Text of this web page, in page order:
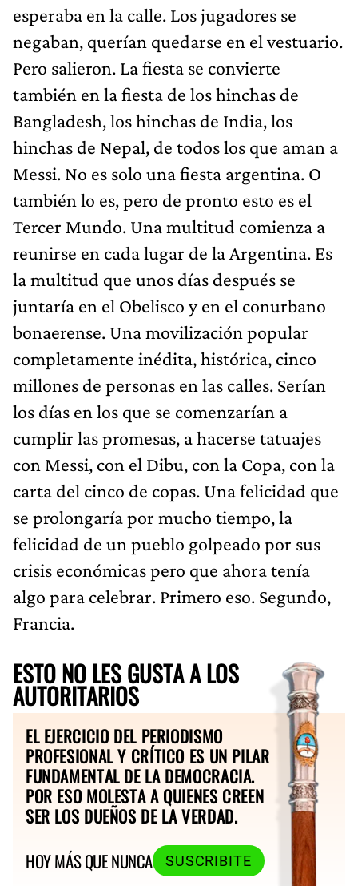
esperaba en la calle. Los jugadores se
negaban, querían quedarse en el vestuario.
Pero salieron. La fiesta se convierte
también en la fiesta de los hinchas de
Bangladesh, los hinchas de India, los
hinchas de Nepal, de todos los que aman a
Messi. No es solo una fiesta argentina. O
también lo es, pero de pronto esto es el
Tercer Mundo. Una multitud comienza a
reunirse en cada lugar de la Argentina. Es
la multitud que unos días después se
juntaría en el Obelisco y en el conurbano
bonaerense. Una movilización popular
completamente inédita, histórica, cinco
millones de personas en las calles. Serían
los días en los que se comenzarían a
cumplir las promesas, a hacerse tatuajes
con Messi, con el Dibu, con la Copa, con la
carta del cinco de copas. Una felicidad que
se prolongaría por mucho tiempo, la
felicidad de un pueblo golpeado por sus
crisis económicas pero que ahora tenía
algo para celebrar. Primero eso. Segundo,
Francia.
ESTO NO LES GUSTA A LOS
AUTORITARIOS
EL EJERCICIO DEL PERIODISMO
PROFESIONAL Y CRÍTICO ES UN PILAR
FUNDAMENTAL DE LA DEMOCRACIA.
POR ESO MOLESTA A QUIENES CREEN
SER LOS DUEÑOS DE LA VERDAD.
HOY MÁS QUE NUNCA
SUSCRIBITE